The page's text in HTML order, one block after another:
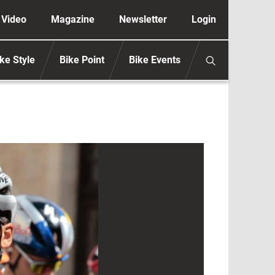
secondaria anonimo
Video Magazine Newsletter Login
Style Bike Point Bike Events